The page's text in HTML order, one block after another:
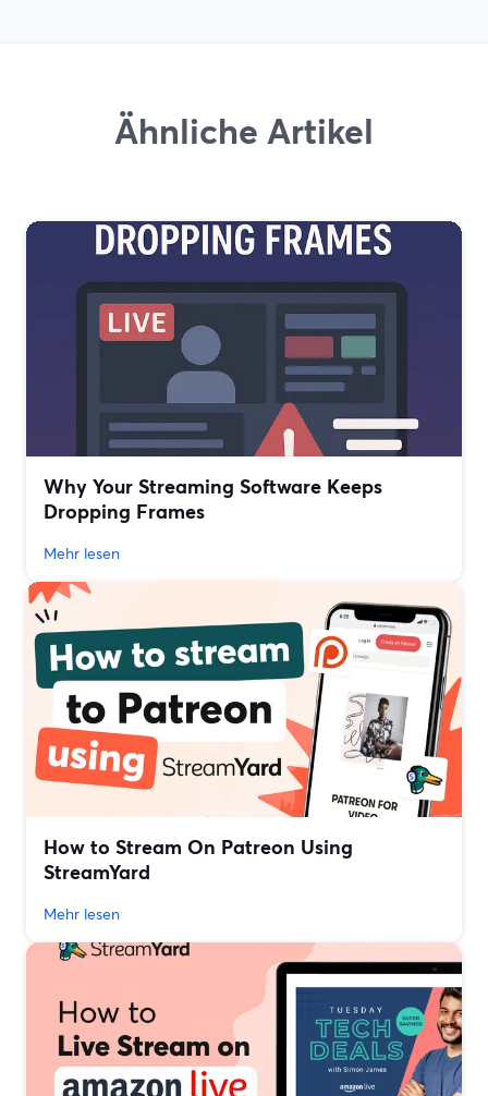
Ähnliche Artikel
Why Your Streaming Software Keeps
Dropping Frames
Mehr lesen
How to Stream On Patreon Using
StreamYard
Mehr lesen